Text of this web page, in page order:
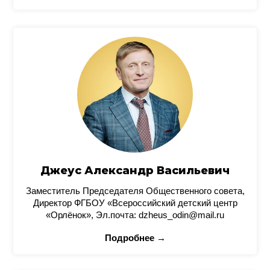
Джеус Александр Васильевич
Заместитель Председателя Общественного совета,
Директор ФГБОУ «Всероссийский детский центр
«Орлёнок», Эл.почта: dzheus_odin@mail.ru
Подробнее →